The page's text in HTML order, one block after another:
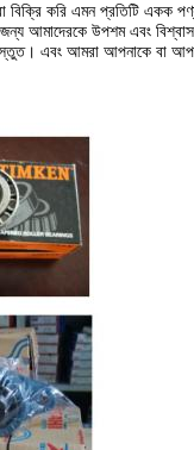
বিক্রি করি এমন প্রতিটি একক
আমাদেরকে উপশম এবং
এবং আমরা আপনাকে বা